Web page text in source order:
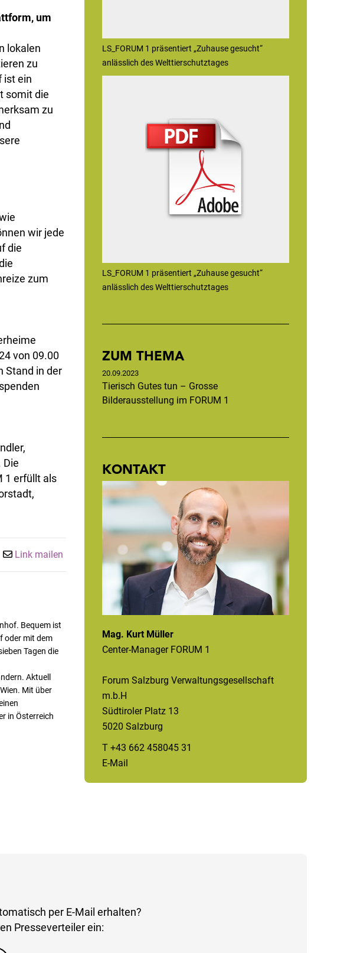
um
lokalen
zu
ist ein
somit die
zu
wir jede
die
zum
von 09.00
Stand in der
Die
1 erfüllt als
Link mailen
Bequem ist
oder mit dem
Tagen die
Aktuell
Mit über
in Österreich
LS_FORUM 1 präsentiert „Zuhause gesucht“
anlässlich des Welttierschutztages
LS_FORUM 1 präsentiert „Zuhause gesucht“
anlässlich des Welttierschutztages
ZUM THEMA
20.09.2023
Tierisch Gutes tun – Grosse
Bilderausstellung im FORUM 1
KONTAKT
Mag. Kurt Müller
Center-Manager FORUM 1
Forum Salzburg Verwaltungsgesellschaft
m.b.H
Südtiroler Platz 13
5020 Salzburg
T +43 662 458045 31
E-Mail
per E-Mail erhalten?
Presseverteiler ein: